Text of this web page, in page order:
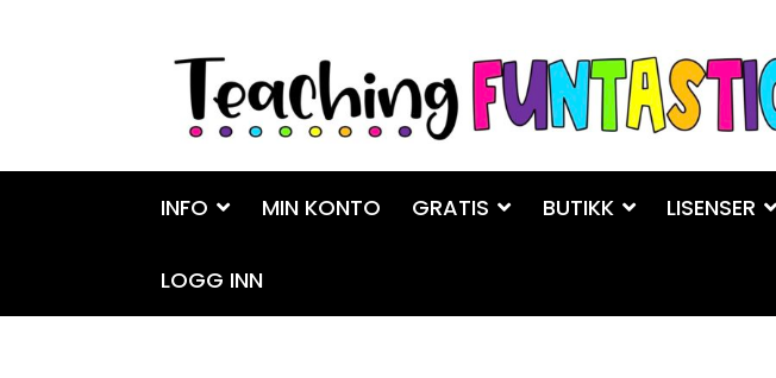
Hopp
navigasjon
Hopp
innhold
INFO MIN KONTO GRATIS BUTIKK LISENSER
LOGG INN